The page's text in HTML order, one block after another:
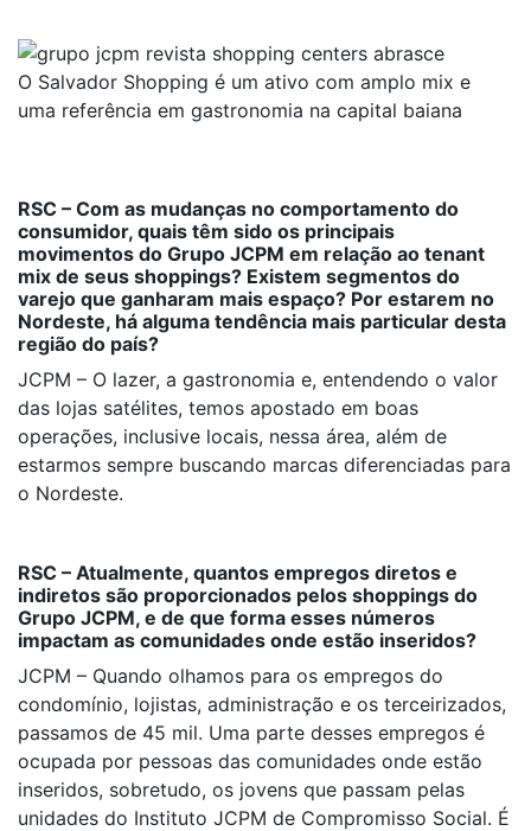
O Salvador Shopping é um ativo com amplo mix e
uma referência em gastronomia na capital baiana
RSC – Com as mudanças no comportamento do
consumidor, quais têm sido os principais
movimentos do Grupo JCPM em relação ao tenant
mix de seus shoppings? Existem segmentos do
varejo que ganharam mais espaço? Por estarem no
Nordeste, há alguma tendência mais particular desta
região do país?
JCPM – O lazer, a gastronomia e, entendendo o valor
das lojas satélites, temos apostado em boas
operações, inclusive locais, nessa área, além de
estarmos sempre buscando marcas diferenciadas para
o Nordeste.
RSC – Atualmente, quantos empregos diretos e
indiretos são proporcionados pelos shoppings do
Grupo JCPM, e de que forma esses números
impactam as comunidades onde estão inseridos?
JCPM – Quando olhamos para os empregos do
condomínio, lojistas, administração e os terceirizados,
passamos de 45 mil. Uma parte desses empregos é
ocupada por pessoas das comunidades onde estão
inseridos, sobretudo, os jovens que passam pelas
unidades do Instituto JCPM de Compromisso Social. É